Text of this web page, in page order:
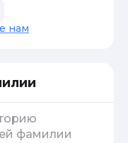
нам
фамилии